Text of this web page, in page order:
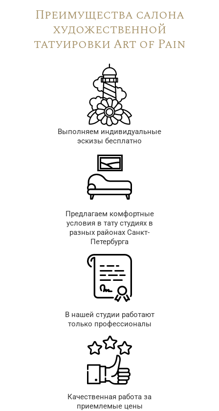
Преимущества салона
художественной
татуировки Art of Pain
Выполняем индивидуальные
эскизы бесплатно
Предлагаем комфортные
условия в тату студиях в
разных районах Санкт-
Петербурга
В нашей студии работают
только профессионалы
Качественная работа за
приемлемые цены